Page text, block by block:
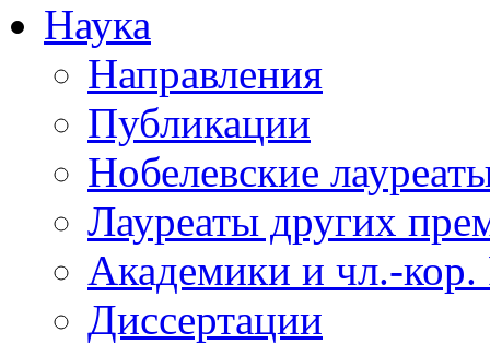
Наука
Направления
Публикации
Нобелевские
Лауреаты других
Академики и чл.-
Диссертации